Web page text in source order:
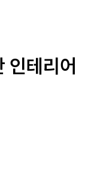
인테리어